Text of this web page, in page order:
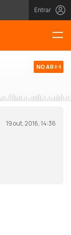
Entrar
NO AR
19 out, 2016, 14:36